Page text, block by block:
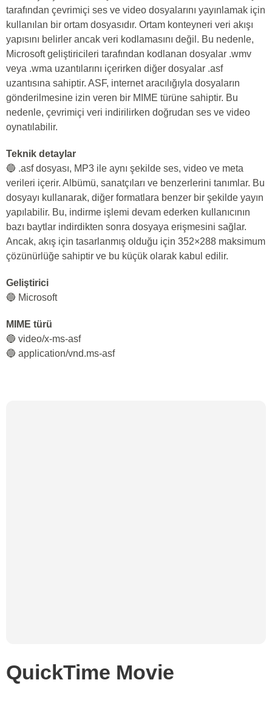
tarafından çevrimiçi ses ve video dosyalarını yayınlamak için
kullanılan bir ortam dosyasıdır. Ortam konteyneri veri akışı
yapısını belirler ancak veri kodlamasını değil. Bu nedenle,
Microsoft geliştiricileri tarafından kodlanan dosyalar .wmv
veya .wma uzantılarını içerirken diğer dosyalar .asf
uzantısına sahiptir. ASF, internet aracılığıyla dosyaların
gönderilmesine izin veren bir MIME türüne sahiptir. Bu
nedenle, çevrimiçi veri indirilirken doğrudan ses ve video
oynatılabilir.
Teknik detaylar
🔵 .asf dosyası, MP3 ile aynı şekilde ses, video ve meta
verileri içerir. Albümü, sanatçıları ve benzerlerini tanımlar. Bu
dosyayı kullanarak, diğer formatlara benzer bir şekilde yayın
yapılabilir. Bu, indirme işlemi devam ederken kullanıcının
bazı baytlar indirdikten sonra dosyaya erişmesini sağlar.
Ancak, akış için tasarlanmış olduğu için 352×288 maksimum
çözünürlüğe sahiptir ve bu küçük olarak kabul edilir.
Geliştirici
🔵 Microsoft
MIME türü
🔵 video/x-ms-asf
🔵 application/vnd.ms-asf
QuickTime Movie